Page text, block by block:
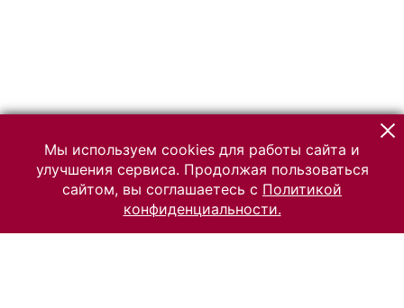
Мы используем cookies для работы сайта и
улучшения сервиса. Продолжая пользоваться
сайтом, вы соглашаетесь с Политикой
конфиденциальности.